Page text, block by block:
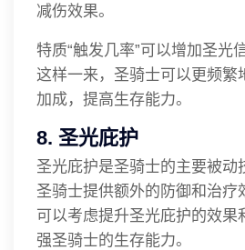
减伤效果。
特质“触发几率”可以增加圣光
这样一来，圣骑士可以更频繁
加成，提高生存能力。
8. 圣光庇护
圣光庇护是圣骑士的主要被动
圣骑士提供额外的防御和治疗
可以考虑提升圣光庇护的效果
强圣骑士的生存能力。